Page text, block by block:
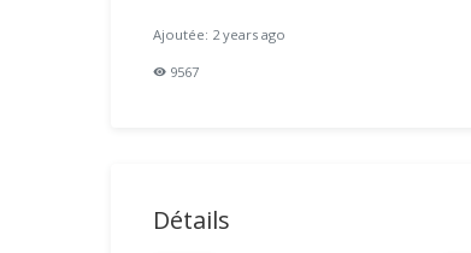
Ajoutée: 2 years ago
9567
Détails